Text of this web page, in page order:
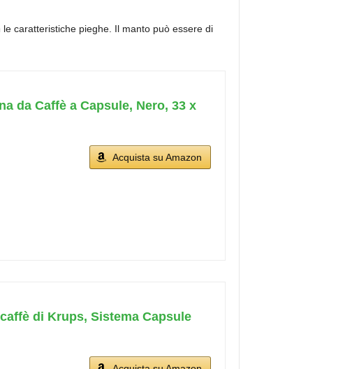
caratteristiche pieghe. Il manto può essere di
da Caffè a Capsule, Nero, 33 x
Acquista su Amazon
di Krups, Sistema Capsule